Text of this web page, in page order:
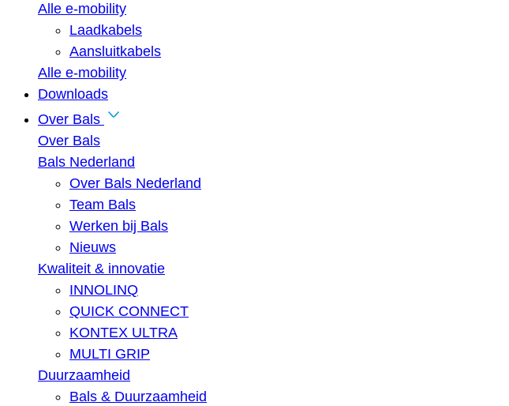
Alle e-mobility
Laadkabels
Aansluitkabels
Alle e-mobility
Downloads
Over Bals
Over Bals
Bals Nederland
Over Bals Nederland
Team Bals
Werken bij Bals
Nieuws
Kwaliteit & innovatie
INNOLINQ
QUICK CONNECT
KONTEX ULTRA
MULTI GRIP
Duurzaamheid
Bals & Duurzaamheid